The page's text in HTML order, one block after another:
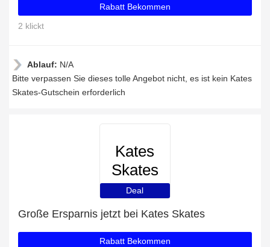
Rabatt Bekommen
2 klickt
Ablauf: N/A
Bitte verpassen Sie dieses tolle Angebot nicht, es ist kein Kates
Skates-Gutschein erforderlich
Kates
Skates
Deal
Große Ersparnis jetzt bei Kates Skates
Rabatt Bekommen